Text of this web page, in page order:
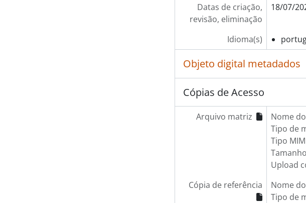
Datas de criação,
revisão, eliminação
18/07/
Idioma(s)
Objeto digital metadados
Cópias de Acesso
Arquivo matriz Nome
Tipo de
Tipo
Upload
Cópia de referência
Nome
Tipo de